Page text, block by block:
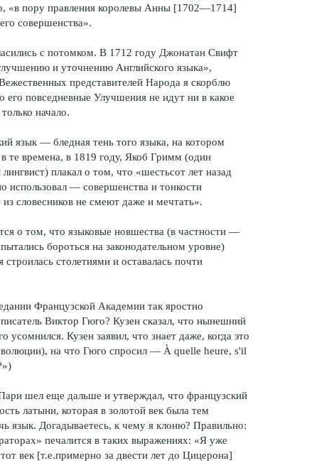
«в пору правления королевы Анны [1702—1714]
совершенства».
с потомком. В 1712 году Джонатан Свифт
и уточнению Английского языка»,
представителей Народа я скорблю
повседневные Улучшения не идут ни в какое
начало.
язык — бледная тень того языка, на котором
те времена, в 1819 году, Якоб Гримм (один
плакал о том, что «шестьсот лет назад
использовал — совершенства и тонкости
словесников не смеют даже и мечтать».
о том, что языковые новшества (в частности —
бороться на законодательном уровне)
столетиями и оставалась почти
Французской Академии так яростно
Виктор Гюго? Кузен сказал, что нынешний
Кузен заявил, что знает даже, когда это
на что Гюго спросил — À quelle heure, s'il
шел еще дальше и утверждал, что французский
латыни, которая в золотой век была тем
язык. Догадываетесь, к чему я клоню? Правильно:
печалится в таких выражениях: «Я уже
век [т.е.примерно за двести лет до Цицерона]